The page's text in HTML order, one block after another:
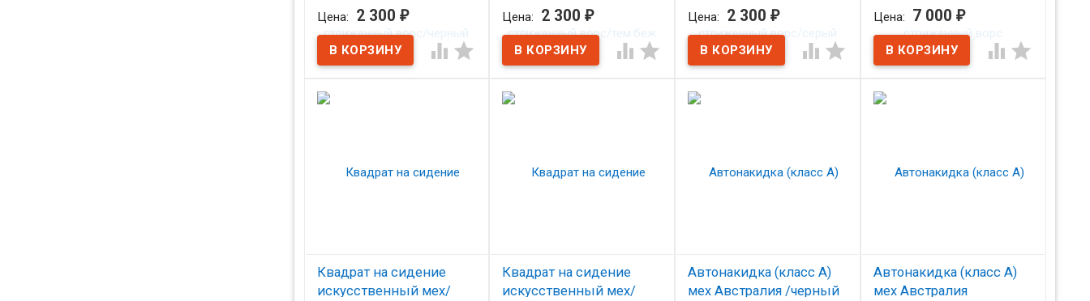
черный
В наличии
Квадрат на сиденье из овчины
Цена: 2 300 ₽
 
тем.беж
В наличии
Квадрат на сиденье из овчины
Цена: 2 300₽
 
серый
В наличии
Квадрат на сиденье из овчины
Цена: 2 300 ₽
 
комплект/белый
В наличии
Комплект квадратов на
Цена: 7 000 ₽
 
Квадрат на сидение
искусственный мех/
Квадрат на сидение
искусственный мех/
Автонакидка (класс А)
мех Австралия /черный
Автонакидка (класс А)
мех Австралия